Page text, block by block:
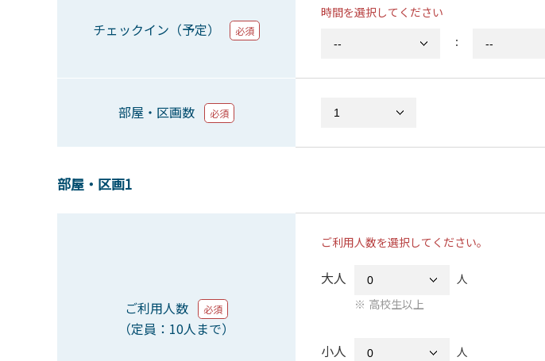
チェックイン（予定） 必須
時間を選択してください
：
部屋・区画数 必須
部屋・区画1
ご利用人数 必須
（定員：10人まで）
ご利用人数を選択してください。
大人
人
高校生以上
小人
人